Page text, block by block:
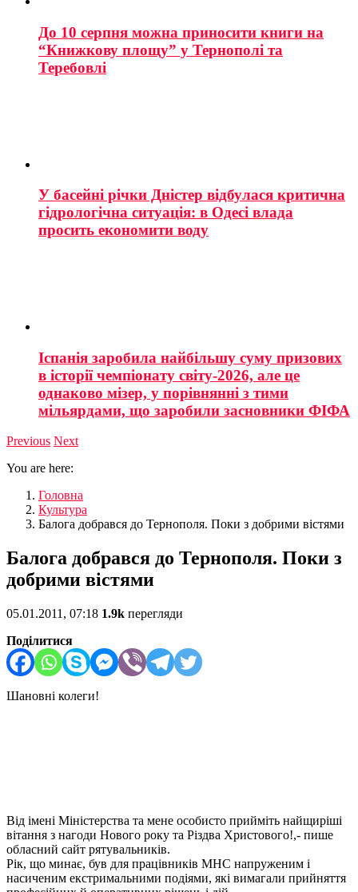
До 10 серпня можна приносити книги на
“Книжкову площу” у Тернополі та
Теребовлі
У басейні річки Дністер відбулася критична
гідрологічна ситуація: в Одесі влада
просить економити воду
Іспанія заробила найбільшу суму призових
в історії чемпіонату світу-2026, але це
однаково мізер, у порівнянні з тими
мільярдами, що заробили засновники ФІФА
Previous Next
You are here:
Головна
Культура
Балога добрався до Тернополя. Поки з добрими вістями
Балога добрався до Тернополя. Поки з
добрими вістями
05.01.2011, 07:18 1.9k перегляди
Поділитися
Шановні колеги!
Від імені Міністерства та мене особисто прийміть найщиріші
вітання з нагоди Нового року та Різдва Христового!,- пише
обласний сайт рятувальників.
Рік, що минає, був для працівників МНС напруженим і
насиченим екстримальними подіями, які вимагали прийняття